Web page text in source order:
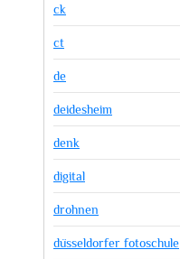
ck
ct
de
deidesheim
denk
digital
drohnen
düsseldorfer fotoschule